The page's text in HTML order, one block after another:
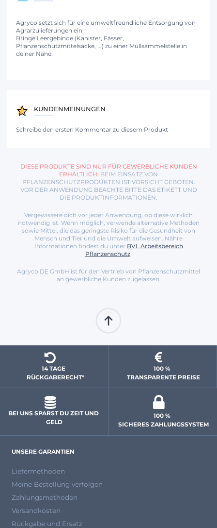
Agryco setzt sich für eine umweltfreundliche Entsorgung von
Agrarzulieferungen ein.
Bringe Leergebinde (Kanister, Fässer,
Pflanzenschutzmittelsäcke, ...) zu einer Müllsammelstelle in
deiner Nähe.
KUNDENMEINUNGEN
Schreibe den ersten Kommentar zu diesem Produkt
DIESE PRODUKTE SIND NUR FÜR GEWERBLICHE KUNDEN
ERHÄLTLICH: BEIM EINSATZ VON
PFLANZENSCHUTZPRODUKTEN IST VORSICHT GEBOTEN.
VOR DER ANWENDUNG BEACHTE BITTE DAS ETIKETT UND
DIE PRODUKTINFORMATIONEN.
Vergewissere dich vor jeder Anwendung, ob diese wirklich
notwendig ist. Wenn möglich, verwende alternative Methoden
sowie Mittel, die das geringste Risiko für die Gesundheit von
Mensch und Tier und die Umwelt aufweisen. Nähre
Informationen findest du unter BVL Arbeitsbereich
Pflanzenschutz
Agryco DE GmbH ist für den Vertrieb von Pflanzenschutzmittel
an gewerbliche Kunden zugelassen.
14 TAGE
  RÜCKGABERECHT*
100 %
TRANSPARENTE PREISE
BEI UNS SPARST DU ZEIT UND
GELD
100 %
SICHERES ZAHLUNGSSYSTEM
UNSERE GARANTIEN
Liefermethoden
Meine Bestellung verfolgen
Zahlungsmethoden
Versandkosten
Rückgabe und Ersatz